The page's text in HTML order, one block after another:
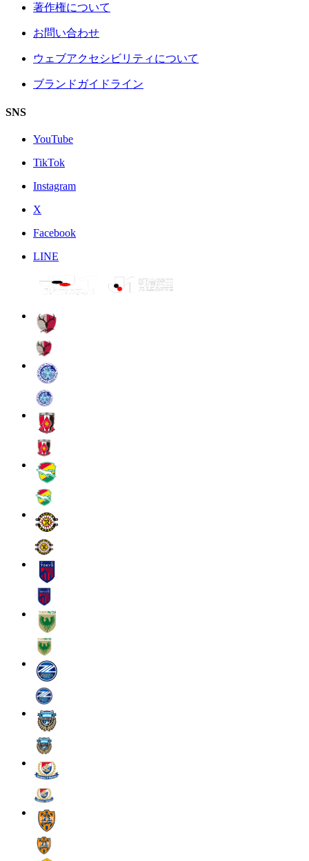
著作権について
お問い合わせ
ウェブアクセシビリティについて
ブランドガイドライン
SNS
YouTube
TikTok
Instagram
X
Facebook
LINE